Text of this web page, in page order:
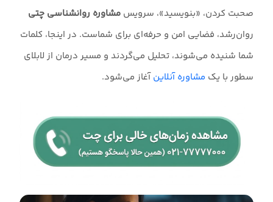
صحبت کردن، «بنویسید»، سرویس مشاوره روانشناسی چتی
روان‌رشد، فضایی امن و حرفه‌ای برای شماست. در اینجا، کلمات
شما شنیده می‌شوند، تحلیل می‌گردند و مسیر درمان از لابلای
سطور با یک مشاوره آنلاینآغاز می‌شود.